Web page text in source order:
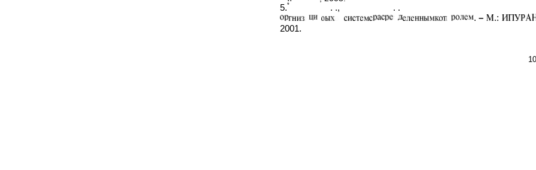
5.* . .,
. .
.– .:
2001.